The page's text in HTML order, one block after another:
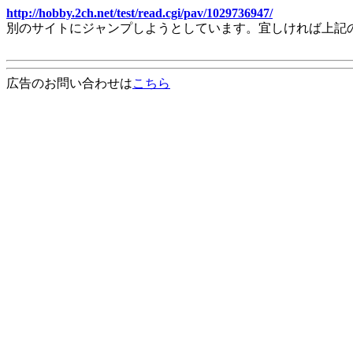
http://hobby.2ch.net/test/read.cgi/pav/1029736947/
別のサイトにジャンプしようとしています。宜しければ上
広告のお問い合わせはこちら